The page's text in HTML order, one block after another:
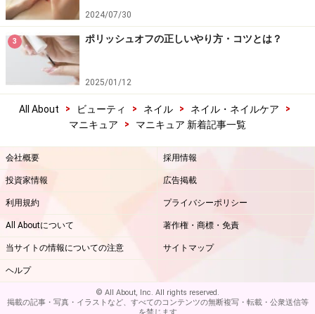
2024/07/30
3 ポリッシュオフの正しいやり方・コツとは？
2025/01/12
All About > ビューティ > ネイル > ネイル・ネイルケア
>
マニキュア
> マニキュア 新着記事一覧
会社概要 採用情報
投資家情報 広告掲載
利用規約 プライバシーポリシー
All Aboutについて 著作権・商標・免責
当サイトの情報についての注意 サイトマップ
ヘルプ
© All About, Inc. All rights reserved.
掲載の記事・写真・イラストなど、すべてのコンテンツの無断複写・転載・公衆送信等